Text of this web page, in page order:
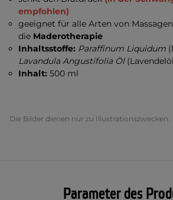
empfohlen)
geeignet für alle Arten von
die Maderotherapie
Inhaltsstoffe: Paraffinum Liquidum
Lavandula Angustifolia Öl
Inhalt:500 ml
Die Bilder dienen nur zu Illustrationszwecken.
Parameter des